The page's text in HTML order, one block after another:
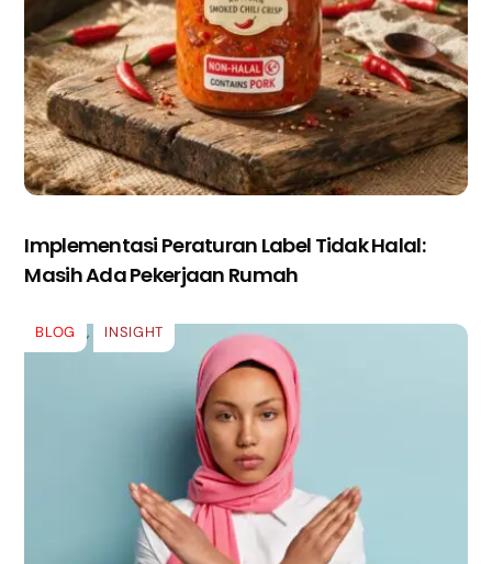
Implementasi Peraturan Label Tidak Halal:
Masih Ada Pekerjaan Rumah
BLOG , INSIGHT